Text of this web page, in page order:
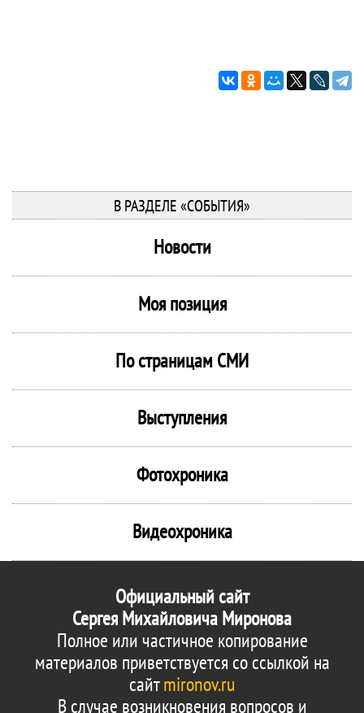
В РАЗДЕЛЕ «СОБЫТИЯ»
Новости
Моя позиция
По страницам СМИ
Выступления
Фотохроника
Видеохроника
Официальный сайт
Сергея Михайловича Миронова
Полное или частичное копирование
материалов приветствуется со ссылкой на
сайтmironov.ru
В случае возникновения вопросов и